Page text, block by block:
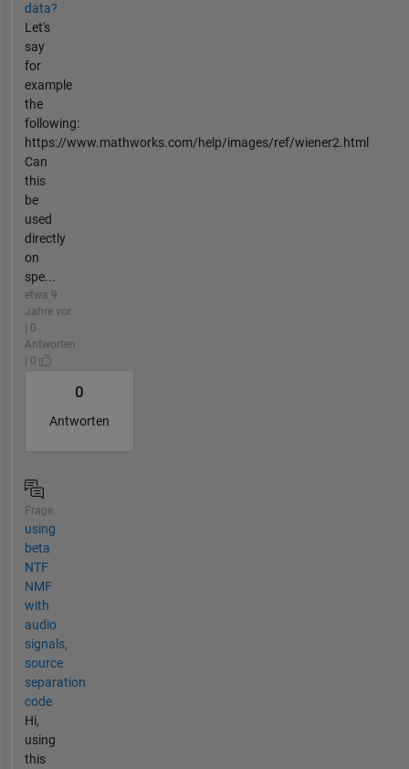
data?
Let's
say
for
example
the
following:
https://www.mathworks.com/help/images/ref/wiener2.html
Can
this
be
used
directly
on
spe...
etwa 9
Jahre vor
| 0
Antworten
| 0
0
Antworten
Frage
using
beta
NTF
NMF
with
audio
signals,
source
separation
code
Hi,
using
this